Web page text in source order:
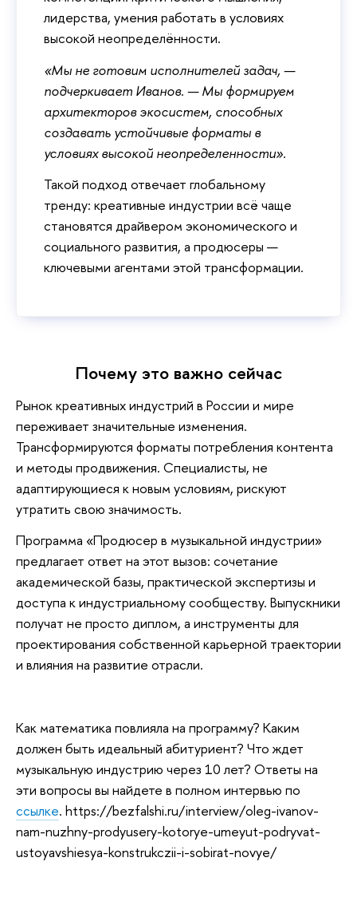
лидерства, умения работать в условиях
высокой неопределённости.
«Мы не готовим исполнителей задач, —
подчеркивает Иванов. — Мы формируем
архитекторов экосистем, способных
создавать устойчивые форматы в
условиях высокой неопределенности».
Такой подход отвечает глобальному
тренду: креативные индустрии всё чаще
становятся драйвером экономического и
социального развития, а продюсеры —
ключевыми агентами этой трансформации.
Почему это важно сейчас
Рынок креативных индустрий в России и мире
переживает значительные изменения.
Трансформируются форматы потребления контента
и методы продвижения. Специалисты, не
адаптирующиеся к новым условиям, рискуют
утратить свою значимость.
Программа «Продюсер в музыкальной индустрии»
предлагает ответ на этот вызов: сочетание
академической базы, практической экспертизы и
доступа к индустриальному сообществу. Выпускники
получат не просто диплом, а инструменты для
проектирования собственной карьерной траектории
и влияния на развитие отрасли.
Как математика повлияла на программу? Каким
должен быть идеальный абитуриент? Что ждет
музыкальную индустрию через 10 лет? Ответы на
эти вопросы вы найдете в полном интервью по
ссылке. https://bezfalshi.ru/interview/oleg-ivanov-
nam-nuzhny-prodyusery-kotorye-umeyut-podryvat-
ustoyavshiesya-konstrukczii-i-sobirat-novye/